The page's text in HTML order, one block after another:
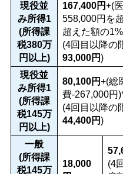
現役並
み所得1
(所得課
税380万
円以上)
167,400円+(
558,000円を
超えた額の
(4回目以降の
93,000円)
現役並
み所得1
(所得課
税145万
円以上)
80,100円+(総
費-267,000円
(4回目以降の
44,400円)
一般
(所得課
税145万
18,000
(4